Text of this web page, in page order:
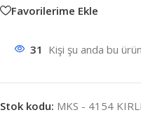
Favorilerime Ekle
31 Kişi şu anda bu
Stok kodu: MKS - 4154